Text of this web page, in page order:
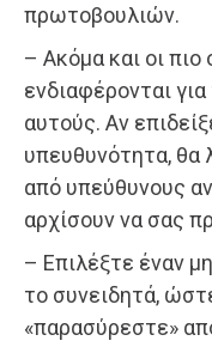
πρωτοβουλιών.
– Ακόμα και οι
ενδιαφέρονται για
αυτούς. Αν
υπευθυνότητα, θα
από υπεύθυνους
αρχίσουν να σας
– Επιλέξτε έναν
το συνειδητά,
«παρασύρεστε»